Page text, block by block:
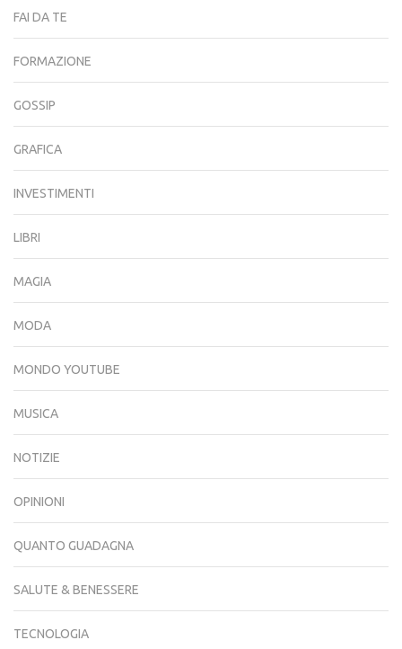
FAI DA TE
FORMAZIONE
GOSSIP
GRAFICA
INVESTIMENTI
LIBRI
MAGIA
MODA
MONDO YOUTUBE
MUSICA
NOTIZIE
OPINIONI
QUANTO GUADAGNA
SALUTE & BENESSERE
TECNOLOGIA